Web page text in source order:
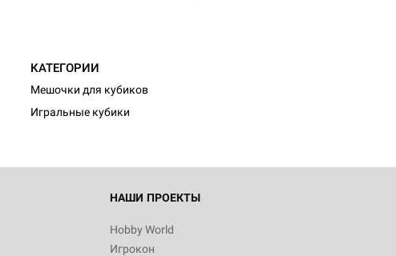
КАТЕГОРИИ
Мешочки для кубиков
Игральные кубики
НАШИ ПРОЕКТЫ
Hobby World
Игрокон